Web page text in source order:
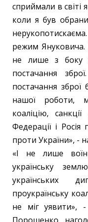
сприймали в світі
коли я був
режим Януковича.
не лише з боку
постачання
постачання зброї
нашої роботи,
коаліцію,
Федерації і
проти України», -
«І не лише
українську
українських
проукраїнську
не міг уявити»,